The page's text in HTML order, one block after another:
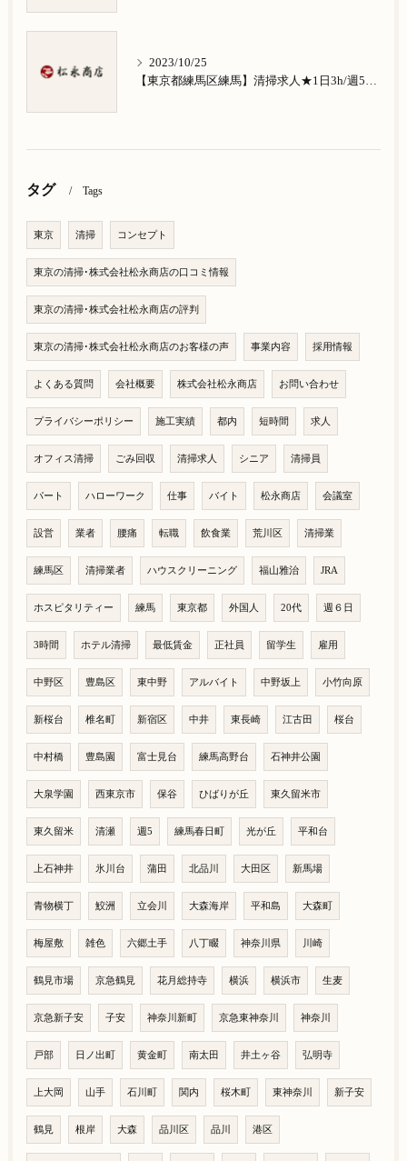
2023/10/25
【東京都練馬区練馬】清掃求人★1日3h/週5日/祝日お休み★南大泉在住の方歓迎
タグ Tags
東京 清掃 コンセプト
東京の清掃･株式会社松永商店の口コミ情報
東京の清掃･株式会社松永商店の評判
東京の清掃･株式会社松永商店のお客様の声 事業内容 採用情報
よくある質問 会社概要 株式会社松永商店 お問い合わせ
プライバシーポリシー 施工実績 都内 短時間 求人
オフィス清掃 ごみ回収 清掃求人 シニア 清掃員
パート ハローワーク 仕事 バイト 松永商店 会議室
設営 業者 腰痛 転職 飲食業 荒川区 清掃業
練馬区 清掃業者 ハウスクリーニング 福山雅治 JRA
ホスピタリティー 練馬 東京都 外国人 20代 週６日
3時間 ホテル清掃 最低賃金 正社員 留学生 雇用
中野区 豊島区 東中野 アルバイト 中野坂上 小竹向原
新桜台 椎名町 新宿区 中井 東長崎 江古田 桜台
中村橋 豊島園 富士見台 練馬高野台 石神井公園
大泉学園 西東京市 保谷 ひばりが丘 東久留米市
東久留米 清瀬 週5 練馬春日町 光が丘 平和台
上石神井 氷川台 蒲田 北品川 大田区 新馬場
青物横丁 鮫洲 立会川 大森海岸 平和島 大森町
梅屋敷 雑色 六郷土手 八丁畷 神奈川県 川崎
鶴見市場 京急鶴見 花月総持寺 横浜 横浜市 生麦
京急新子安 子安 神奈川新町 京急東神奈川 神奈川
戸部 日ノ出町 黄金町 南太田 井土ヶ谷 弘明寺
上大岡 山手 石川町 関内 桜木町 東神奈川 新子安
鶴見 根岸 大森 品川区 品川 港区